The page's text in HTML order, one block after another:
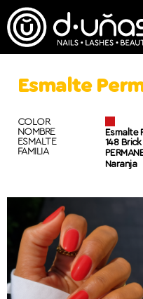
Esmalte
COLOR
NOMBRE
ESMALTE
FAMILIA
Esmalte
148 Brick
Naranja